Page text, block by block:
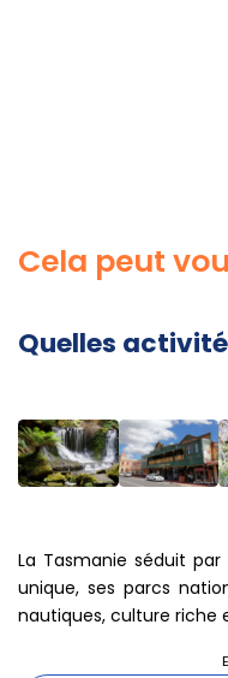
Cela peut
Quelles
La Tasmanie séduit
unique, ses parcs
nautiques, culture riche